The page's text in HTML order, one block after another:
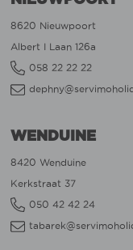
8620 Nieuwpoort
Albert I Laan 126a
058 22 22 22
WENDUINE
8420 Wenduine
Kerkstraat 37
050 42 42 24